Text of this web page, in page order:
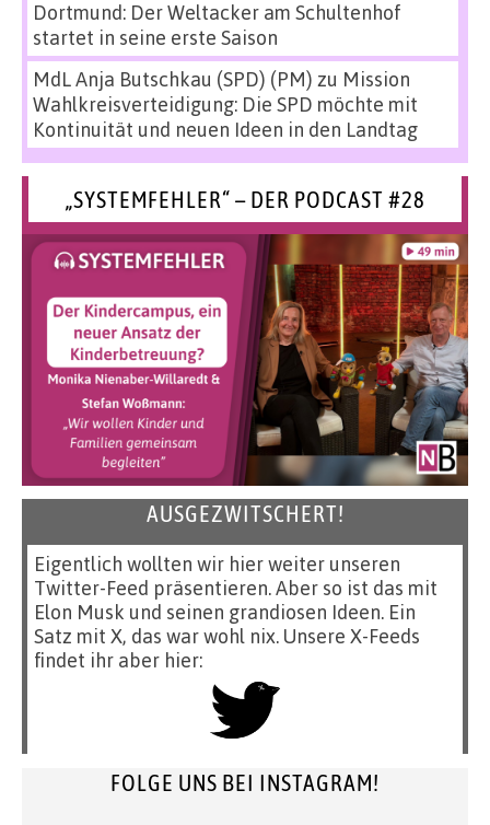
Dortmund: Der Weltacker am Schultenhof
startet in seine erste Saison
MdL Anja Butschkau (SPD) (PM) zu Mission
Wahlkreisverteidigung: Die SPD möchte mit
Kontinuität und neuen Ideen in den Landtag
„SYSTEMFEHLER“ – DER PODCAST #28
AUSGEZWITSCHERT!
Eigentlich wollten wir hier weiter unseren
Twitter-Feed präsentieren. Aber so ist das mit
Elon Musk und seinen grandiosen Ideen. Ein
Satz mit X, das war wohl nix. Unsere X-Feeds
findet ihr aber hier:
FOLGE UNS BEI INSTAGRAM!